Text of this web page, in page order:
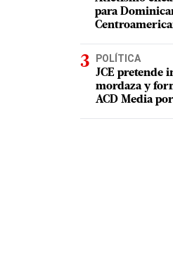
para
POLÍTICA
JCE pretende
mordaza y
ACD Media